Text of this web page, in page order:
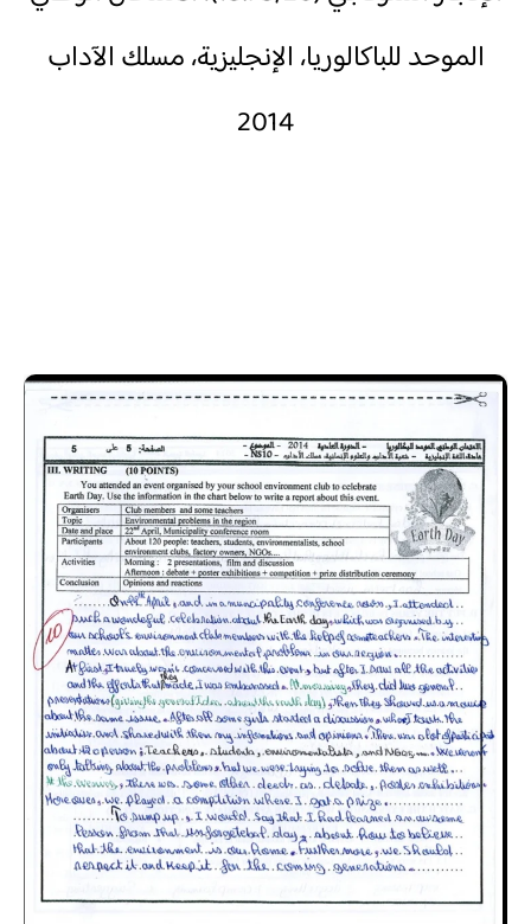
الموحد للباكالوريا، الإنجليزية، مسلك الآداب
2014